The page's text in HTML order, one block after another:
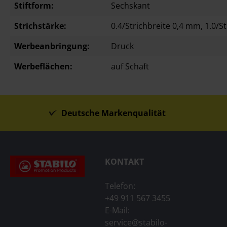
Stiftform:
Sechskant
Strichstärke:
0.4/Strichbreite 0,4 mm, 1.0/
Werbeanbringung:
Druck
Werbeflächen:
auf Schaft
Deutsche Markenqualität
KONTAKT
Telefon:
+49 911 567 3455
E-Mail:
service@stabilo-